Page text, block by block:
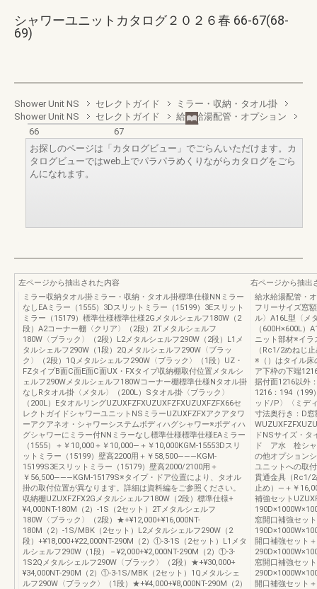
シャワーユニットカタログ２０２６春 66-67(68-
69)
Shower Unit NS セレクトガイド
ミラー・収納・タオル掛
Shower Unit NS
セレクトガイド
給水給湯配管・オプション
66
67
お探しのページは「カタログビュー」でごらんいただけます。カ
タログビューではweb上でパラパラめくりながらカタログをごら
んになれます。
左ページから抽出された内容
ミラー収納タオル掛ミラー・収納・タオル掛標準仕様NNミラー
なしEAミラー（1555）3Dスリットミラー（15199）3Eスリット
ミラー（15179）標準仕様標準仕様2Gメタルシェルフ180W（2
段）A2コーナー棚〈クリア〉（2段）2Tメタルシェルフ
180W〈ブラック〉（2段）L2メタルシェルフ290W（2段）L1メ
タルシェルフ290W（1段）2Qメタルシェルフ290W〈ブラッ
ク〉（2段）1Qメタルシェルフ290W〈ブラック〉（1段）UZ・
FZタイプB面C面E面C面UX・FXタイプ収納棚取付位置メタルシ
ェルフ290Wメタルシェルフ180Wコーナー棚標準仕様Nタオル掛
なしRタオル掛〈メタル〉（200L）Sタオル掛〈ブラック〉
（200L）EタオルリングUZUXFZFXUZUXFZFXUZUXFZFX66セ
レクトガイドシャワーユニットNSミラーUZUXFZFXアクアタワ
ーアクアネオ・シャワーシステムボディハグシャワー※ボディハ
グシャワーにミラー付NNミラーなし標準仕様標準仕様EAミラー
（1555）＋￥10,000＋￥10,000―＋￥10,000KGM-15553Dスリ
ットミラー（15199）壁高2200用＋￥58,500―――KGM-
15199S3Eスリットミラー（15179）壁高2000/2100用＋
￥56,500―――KGM-15179S※タイプ・ドア位置により、タオル
掛の取付位置が異なります。詳細は資料編をご参照ください。
収納棚UZUXFZFX2Gメタルシェルフ180W（2段）標準仕様+
¥4,000NT-180M（2）-1S（2セット）2Tメタルシェルフ
180W〈ブラック〉（2段）★+¥12,000+¥16,000NT-
180M（2）-1S/MBK（2セット）L2メタルシェルフ290W（2
段）+¥18,000+¥22,000NT-290M（2）①-3-1S（2セット）L1メタ
ルシェルフ290W（1段）－¥2,000+¥2,000NT-290M（2）①-3-
1S2Qメタルシェルフ290W〈ブラック〉（2段）★+¥30,000+
¥34,000NT-290M（2）①-3-1S/MBK（2セット）1Qメタルシェ
ルフ290W〈ブラック〉（1段）★+¥4,000+¥8,000NT-290M（2）
右ページから抽出
給水給湯配管・
フリーサイズ窓
ル〉A16L型〈メ
（600H×600L）
ニット部材※イ
（Rc1/2めねじ
※（）はタイル床
ア下枠の下端
据付面1216以外
1216：194（
ッド/P〉〈ミデ
寸法奥行き：D
ドNSサイズ・
ド ア水 栓シャ
の他オプション
ユニットへの取
貫通金具（Rc1/
止め）―＋￥
補強セット
窓開口補強セッ
開口補強セット
窓開口補強セッ
開口補強セット